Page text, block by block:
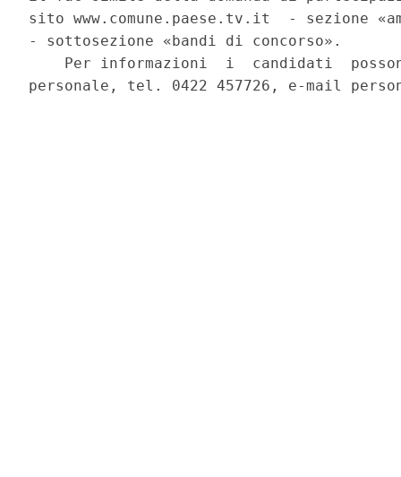
sito www.comune.paese.tv.it  - sezione
- sottosezione «bandi di concorso».
Per informazioni  i  candidati
personale, tel. 0422 457726, e-mail